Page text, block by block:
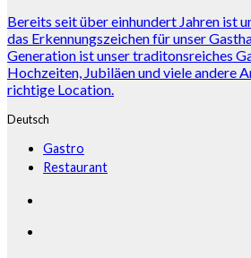
Bereits seit über einhundert Jahren ist
das Erkennungszeichen für unser
Generation ist unser traditonsreiches
Hochzeiten, Jubiläen und viele andere
richtige Location.
Deutsch
Gastro
Restaurant